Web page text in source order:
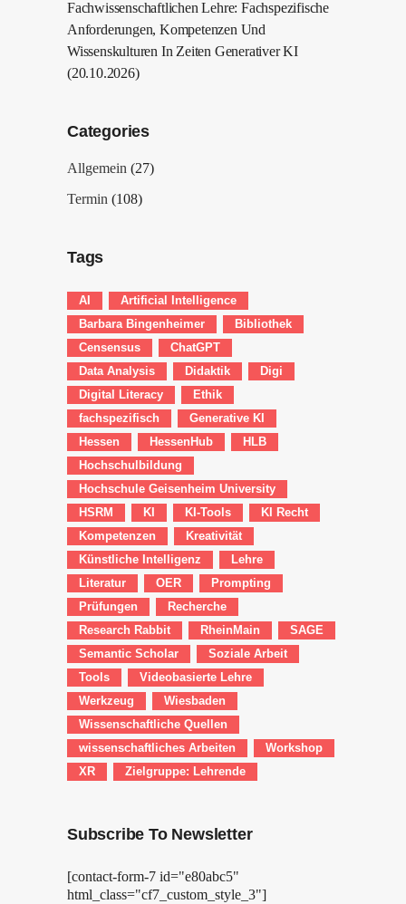
Fachwissenschaftlichen Lehre: Fachspezifische
Anforderungen, Kompetenzen Und
Wissenskulturen In Zeiten Generativer KI
(20.10.2026)
Categories
Allgemein (27)
Termin (108)
Tags
AI
Artificial Intelligence
Barbara Bingenheimer
Bibliothek
Censensus
ChatGPT
Data Analysis
Didaktik
Digi
Digital Literacy
Ethik
fachspezifisch
Generative KI
Hessen
HessenHub
HLB
Hochschulbildung
Hochschule Geisenheim University
HSRM
KI KI-Tools
KI Recht
Kompetenzen
Kreativität
Künstliche Intelligenz
Lehre
Literatur
OER
Prompting
Prüfungen
Recherche
Research Rabbit
RheinMain
SAGE
Semantic Scholar
Soziale Arbeit
Tools
Videobasierte Lehre
Werkzeug
Wiesbaden
Wissenschaftliche Quellen
wissenschaftliches Arbeiten
Workshop
XR
Zielgruppe: Lehrende
Subscribe To Newsletter
[contact-form-7 id="e80abc5"
html_class="cf7_custom_style_3"]